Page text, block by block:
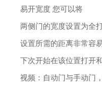
易开宽度 您可以将
两侧门的宽度设置为全
设置所需的距离非常容
下次开始在该位置打开
视频：自动门与手动门